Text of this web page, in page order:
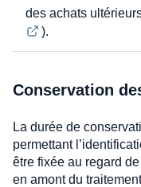
des achats
).
Conservation
La durée de
permettant
être fixée au regard
en amont du